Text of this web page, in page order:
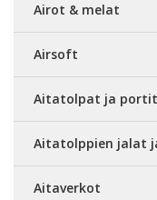
Airot & melat
Airsoft
Aitatolpat ja portit
Aitatolppien jalat
Aitaverkot